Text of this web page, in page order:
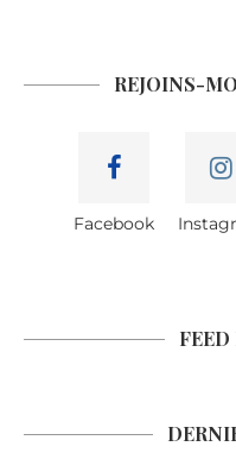
REJOINS-
Facebook